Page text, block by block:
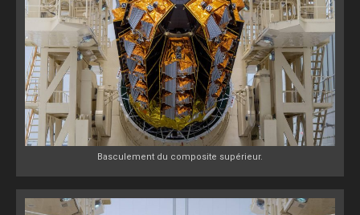
Basculement du composite supérieur.